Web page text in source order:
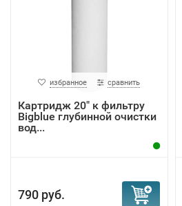
избранное сравнить
Картридж 20" к фильтру
Bigblue глубинной очистки
вод...
790 руб.